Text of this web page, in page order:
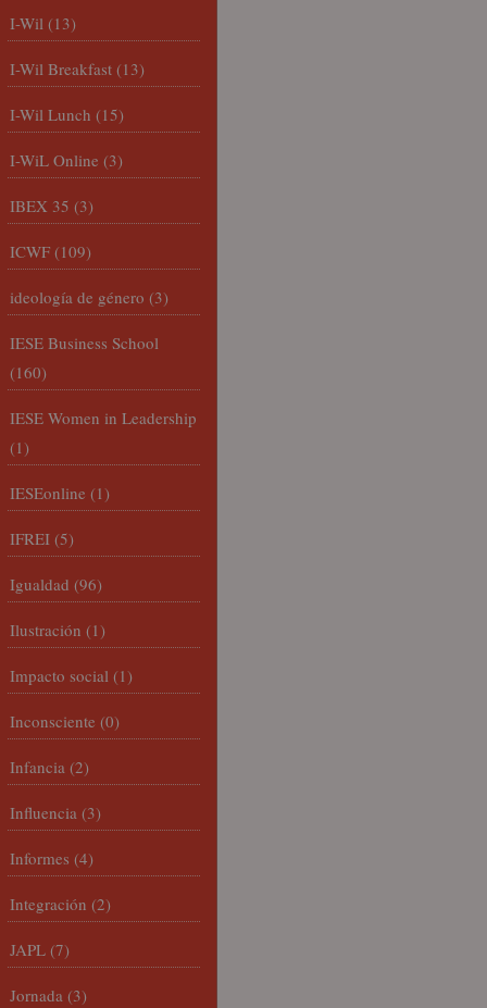
I-Wil (13)
I-Wil Breakfast (13)
I-Wil Lunch (15)
I-WiL Online (3)
IBEX 35 (3)
ICWF (109)
ideología de género (3)
IESE Business School
(160)
IESE Women in Leadership
(1)
IESEonline (1)
IFREI (5)
Igualdad (96)
Ilustración (1)
Impacto social (1)
Inconsciente (0)
Infancia (2)
Influencia (3)
Informes (4)
Integración (2)
JAPL (7)
Jornada (3)